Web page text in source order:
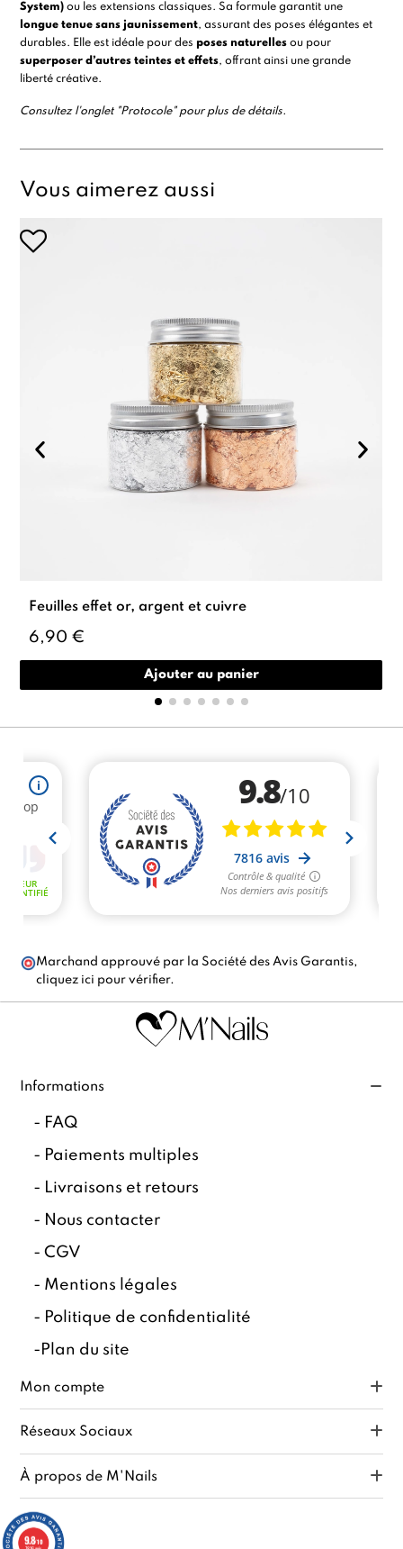
System) ou les extensions classiques. Sa formule garantit une
longue tenue sans jaunissement, assurant des poses élégantes et
durables. Elle est idéale pour des poses naturelles ou pour
superposer d’autres teintes et effets, offrant ainsi une grande
liberté créative.
Consultez l'onglet "Protocole" pour plus de détails.
Vous aimerez aussi
Feuilles effet or, argent et cuivre
6,90 €
Ajouter au panier
Marchand approuvé par la Société des Avis Garantis,
cliquez ici pour vérifier.
Informations
- FAQ
- Paiements multiples
- Livraisons et retours
- Nous contacter
-CGV
- Mentions légales
- Politique de confidentialité
- Plan du site
Mon compte
Réseaux Sociaux
À propos de M'Nails
9.8/10